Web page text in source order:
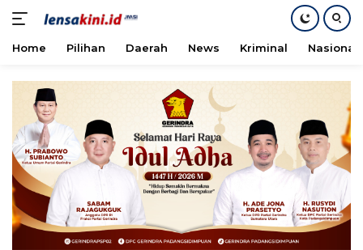
konten
Home Pilihan Daerah News Kriminal Nasional